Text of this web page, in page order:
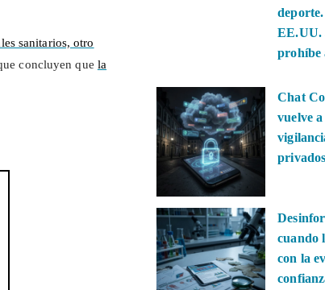
sanitarios, otro
concluyen que la
EE.UU.
prohíbe
Chat
vuelve
privados
cuando
con la